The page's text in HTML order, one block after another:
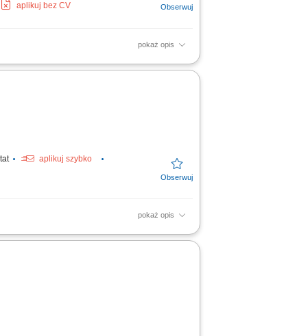
aplikuj bez CV
pokaż opis
aplikuj szybko
pokaż opis
krojenie warzyw, owoców i